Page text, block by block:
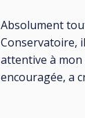
Absolument
Conservatoire,
attentive à mon
encouragée, a